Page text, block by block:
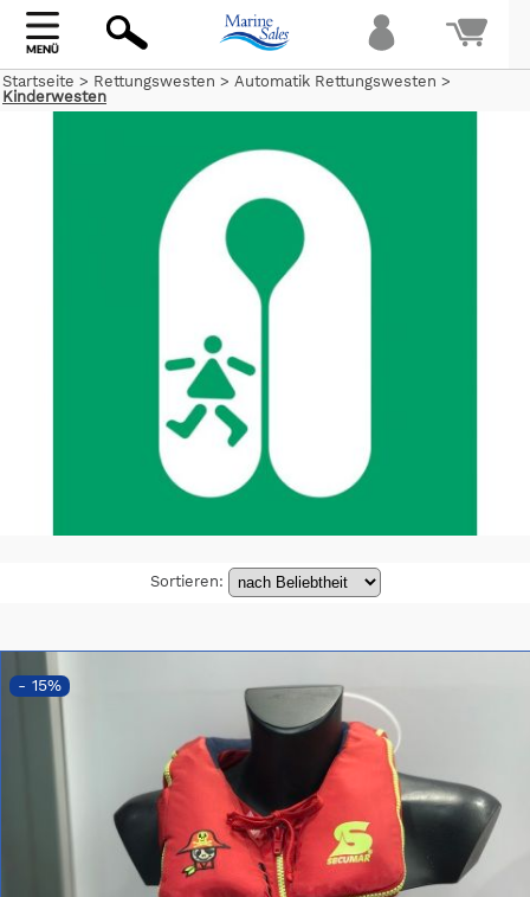
Startseite > Rettungswesten > Automatik Rettungswesten >
Kinderwesten
Sortieren:
- 15%